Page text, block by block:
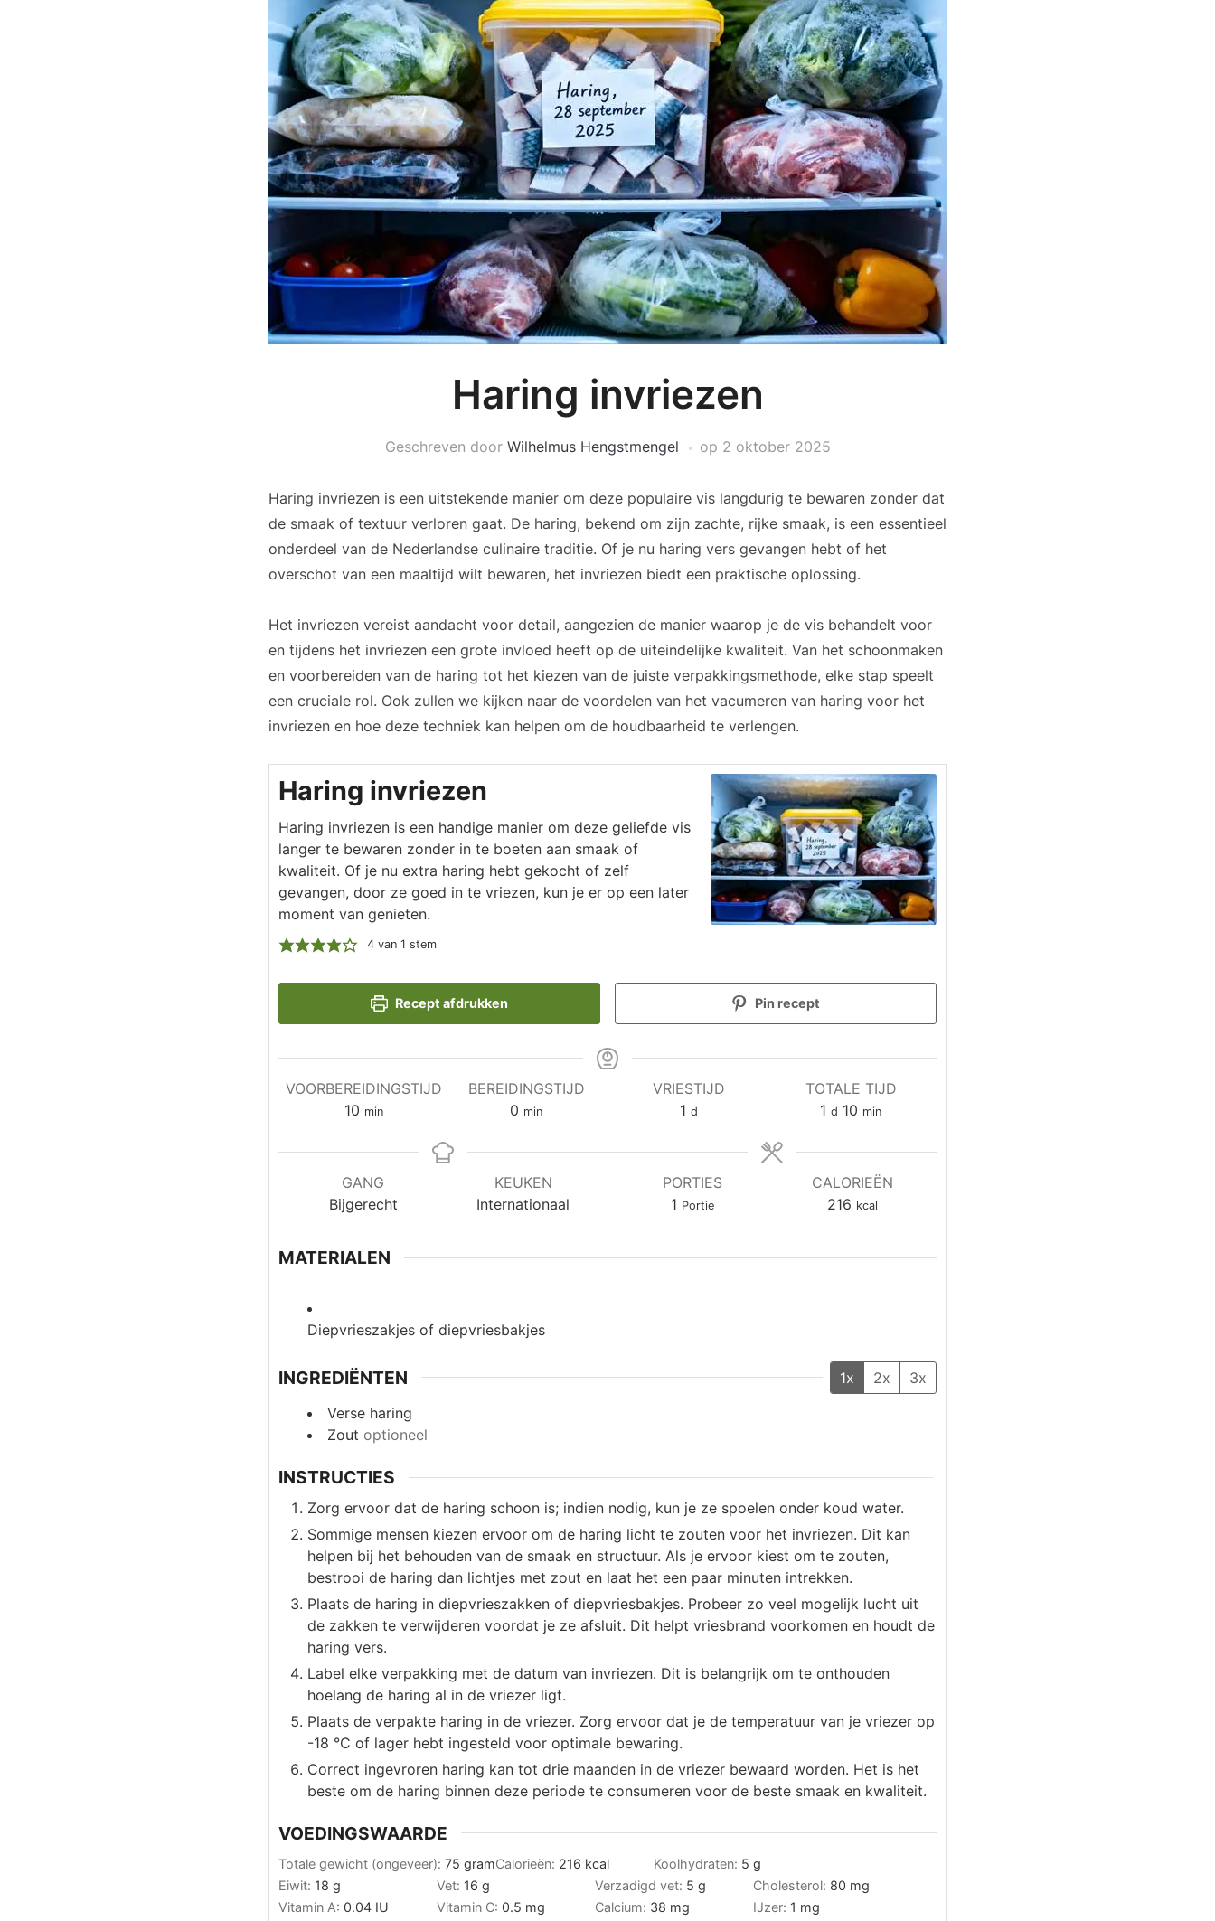
Haring invriezen
Geschreven door Wilhelmus Hengstmengel op 2 oktober 2025
Haring invriezen is een uitstekende manier om deze populaire vis langdurig te bewaren zonder dat
de smaak of textuur verloren gaat. De haring, bekend om zijn zachte, rijke smaak, is een essentieel
onderdeel van de Nederlandse culinaire traditie. Of je nu haring vers gevangen hebt of het
overschot van een maaltijd wilt bewaren, het invriezen biedt een praktische oplossing.
Het invriezen vereist aandacht voor detail, aangezien de manier waarop je de vis behandelt voor
en tijdens het invriezen een grote invloed heeft op de uiteindelijke kwaliteit. Van het schoonmaken
en voorbereiden van de haring tot het kiezen van de juiste verpakkingsmethode, elke stap speelt
een cruciale rol. Ook zullen we kijken naar de voordelen van het vacumeren van haring voor het
invriezen en hoe deze techniek kan helpen om de houdbaarheid te verlengen.
Haring invriezen
Haring invriezen is een handige manier om deze geliefde vis
langer te bewaren zonder in te boeten aan smaak of
kwaliteit. Of je nu extra haring hebt gekocht of zelf
gevangen, door ze goed in te vriezen, kun je er op een later
moment van genieten.
4van 1 stem
Recept afdrukken Pin recept
VOORBEREIDINGSTIJD
10 minuten
min
BEREIDINGSTIJD
0 minuten
min
VRIESTIJD
1dag
d
TOTALE TIJD
1 dag
d 10 minuten
min
GANG
Bijgerecht
KEUKEN
Internationaal
PORTIES
1 Portie
CALORIEËN
216 kcal
MATERIALEN
Diepvrieszakjes of diepvriesbakjes
INGREDIËNTEN 1x 2x
3x
Verse haring
Zout optioneel
INSTRUCTIES
Zorg ervoor dat de haring schoon is; indien nodig, kun je ze spoelen onder koud water.
Sommige mensen kiezen ervoor om de haring licht te zouten voor het invriezen. Dit kan
helpen bij het behouden van de smaak en structuur. Als je ervoor kiest om te zouten,
bestrooi de haring dan lichtjes met zout en laat het een paar minuten intrekken.
Plaats de haring in diepvrieszakken of diepvriesbakjes. Probeer zo veel mogelijk lucht uit
de zakken te verwijderen voordat je ze afsluit. Dit helpt vriesbrand voorkomen en houdt de
haring vers.
Label elke verpakking met de datum van invriezen. Dit is belangrijk om te onthouden
hoelang de haring al in de vriezer ligt.
Plaats de verpakte haring in de vriezer. Zorg ervoor dat je de temperatuur van je vriezer op
-18 °C of lager hebt ingesteld voor optimale bewaring.
Correct ingevroren haring kan tot drie maanden in de vriezer bewaard worden. Het is het
beste om de haring binnen deze periode te consumeren voor de beste smaak en kwaliteit.
VOEDINGSWAARDE
Totale gewicht (ongeveer): 75 gramCalorieën: 216 kcal Koolhydraten: 5 g
Eiwit: 18 g Vet: 16 g Verzadigd vet: 5 g Cholesterol: 80 mg
Vitamin A: 0.04 IU Vitamin C: 0.5 mg Calcium: 38 mg IJzer: 1 mg